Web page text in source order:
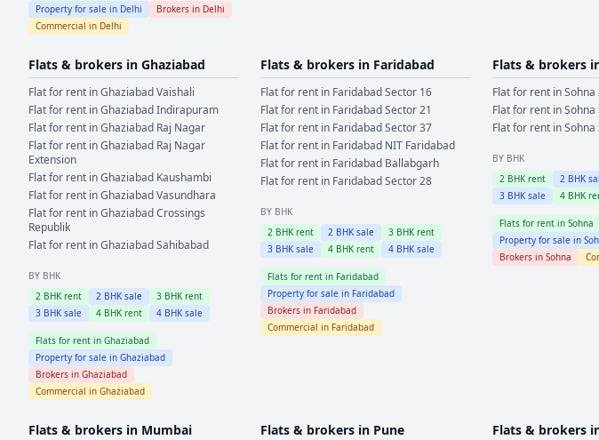
Property for sale in Delhi Brokers in Delhi
Commercial in Delhi
Flats & brokers in Ghaziabad
Flat for rent inGhaziabadVaishali
Flat for rent inGhaziabadIndirapuram
Flat for rent inGhaziabad Raj Nagar
Flat for rent inGhaziabad Raj Nagar
Extension
Flat for rent inGhaziabad Kaushambi
Flat for rent inGhaziabadVasundhara
Flat for rent inGhaziabadCrossings
Republik
Flat for rent inGhaziabadSahibabad
BY BHK
2 BHK rent 2 BHK sale 3 BHK rent
3 BHK sale 4 BHK rent 4 BHK sale
Flats for rent in Ghaziabad
Property for sale in Ghaziabad
Brokers in Ghaziabad
Commercial in Ghaziabad
Flats & brokers in Faridabad
Flat for rent in FaridabadSector 16
Flat for rent in FaridabadSector 21
Flat for rent in FaridabadSector 37
Flat for rent in Faridabad NIT Faridabad
Flat for rent in Faridabad Ballabgarh
Flat for rent in FaridabadSector 28
BY BHK
2BHK rent 2BHK sale 3BHK rent
3BHK sale 4BHK rent 4BHK sale
Flats for rent in Faridabad
Property for sale in Faridabad
Brokers in Faridabad
Commercial in Faridabad
Flats & brokers
Flat for rent inSohna
Flat for rent inSohna
Flat for rent inSohna
BY BHK
2BHK rent 2BHK
3BHK sale 4BHK
Flats for rent in Sohna
Property for sale in
Brokers in Sohna
Flats & brokers in Mumbai Flats & brokers in Pune Flats & brokers